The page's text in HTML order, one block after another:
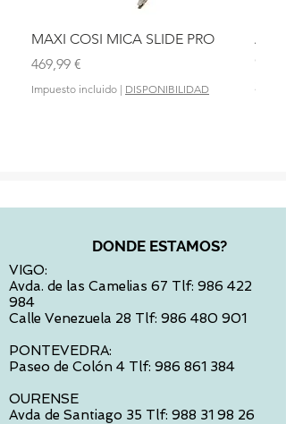
MAXI COSI MICA SLIDE PRO
Precio
469,99 €
Impuesto incluido | DISPONIBILIDAD
DONDE ESTAMOS?
VIGO:
Avda. de las Camelias 67 Tlf: 986 422
984
Calle Venezuela 28 Tlf: 986 480 901
PONTEVEDRA:
Paseo de Colón 4 Tlf: 986 861 384
OURENSE
Avda de Santiago 35 Tlf: 988 31 98 26